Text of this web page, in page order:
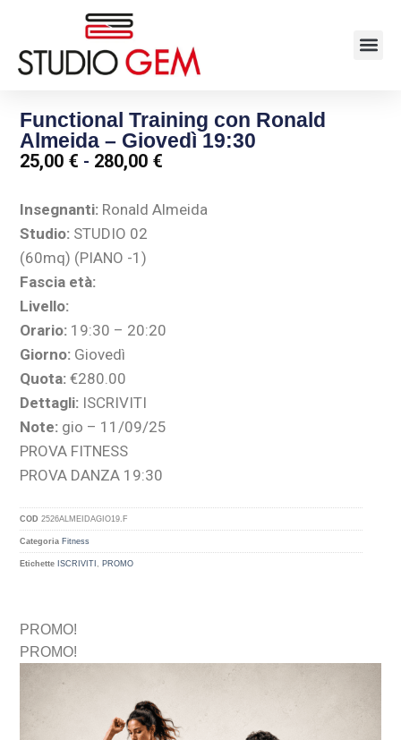
Functional Training con Ronald
Almeida – Giovedì 19:30
25,00 € - 280,00 €
Insegnanti: Ronald Almeida
Studio: STUDIO 02
(60mq) (PIANO -1)
Fascia età:
Livello:
Orario: 19:30 – 20:20
Giorno: Giovedì
Quota: €280.00
Dettagli: ISCRIVITI
Note: gio – 11/09/25
PROVA FITNESS
PROVA DANZA 19:30
COD2526ALMEIDAGIO19.F
Categoria Fitness
Etichette ISCRIVITI, PROMO
PROMO!
PROMO!